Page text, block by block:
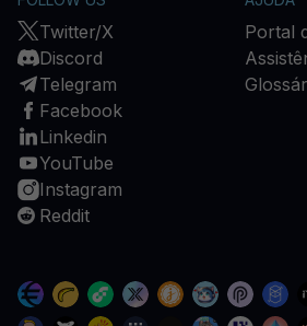
Twitter/X
Discord
Telegram
Facebook
Linkedin
YouTube
Instagram
Reddit
Portal